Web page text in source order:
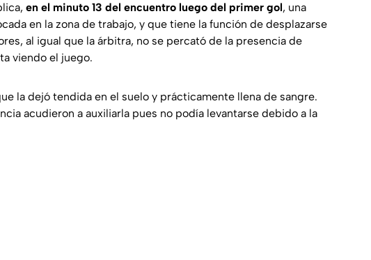
en el minuto 13 del encuentro luego del primer gol, una
en la zona de trabajo, y que tiene la función de desplazarse
al igual que la árbitra, no se percató de la presencia de
viendo el juego.
la dejó tendida en el suelo y prácticamente llena de sangre.
acudieron a auxiliarla pues no podía levantarse debido a la